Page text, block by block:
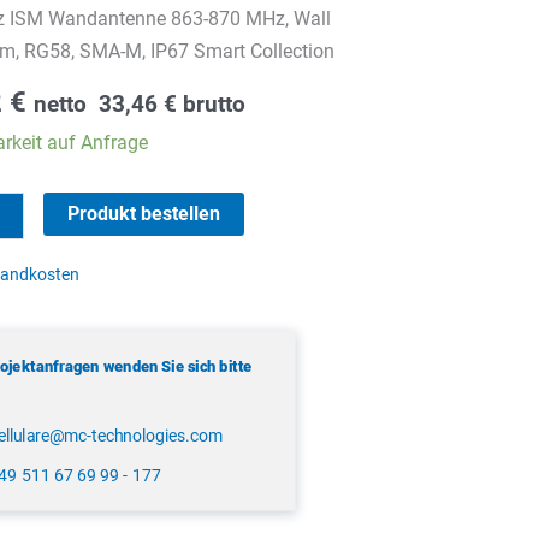
ISM Wandantenne 863-870 MHz, Wall
RG58, SMA-M, IP67 Smart Collection
€ netto 33,46 € brutto
auf Anfrage
Produkt bestellen
wenden Sie sich bitte
technologies.com
511 67 69 99 - 177